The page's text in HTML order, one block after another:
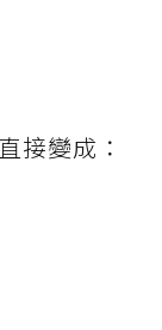
接變成：